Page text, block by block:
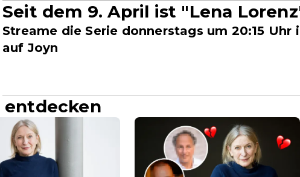
Seit dem 9. April ist "Lena
Streame die Serie donnerstags um 20:15 Uhr
auf Joyn
entdecken